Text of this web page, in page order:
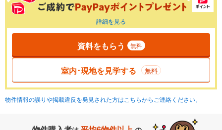
詳細を見る
資料をもらう 無料
室内･現地を見学する 無料
物件情報の誤りや掲載違反を発見された方はこちらからご連絡ください。